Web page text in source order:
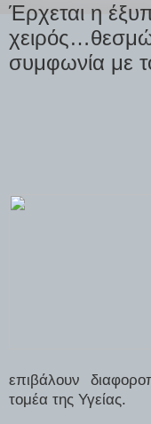
Έρχεται η
συμφωνία με
επιβάλουν
τομέα της Υγείας.